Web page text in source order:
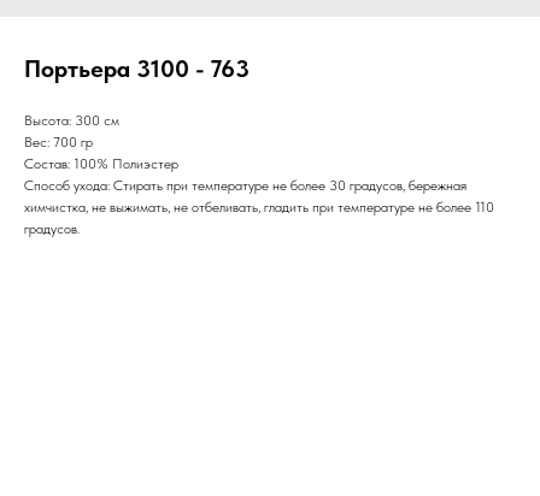
Портьера 3100 - 763
Высота: 300 см
Вес: 700 гр
Состав: 100% Полиэстер
Способ ухода: Стирать при температуре не более 30 градусов, бережная
химчистка, не выжимать, не отбеливать, гладить при температуре не более 110
градусов.